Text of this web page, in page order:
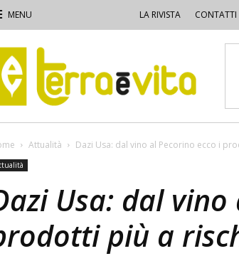
LA RIVISTA CONTATTI
Terra
e
Vita
Attualità Dazi Usa: dal vino al Pecorino ecco i
Usa: dal
più a